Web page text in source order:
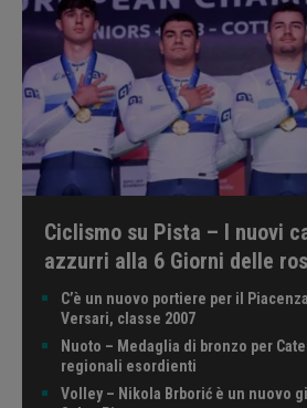
Ciclismo su Pista – I nuovi
azzurri alla 6 Giorni delle
C’è un nuovo portiere per il
Versari, classe 2007
Nuoto – Medaglia di bronzo per
regionali esordienti
Volley – Nikola Brborić è un nuovo